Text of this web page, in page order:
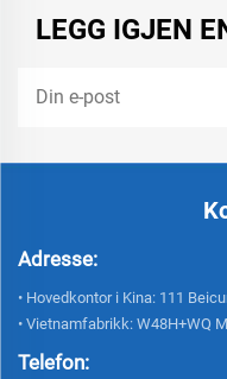
LEGG IGJEN
Adresse:
• Hovedkontor i Kina: 111
• Vietnamfabrikk: W48H+WQ
Telefon: